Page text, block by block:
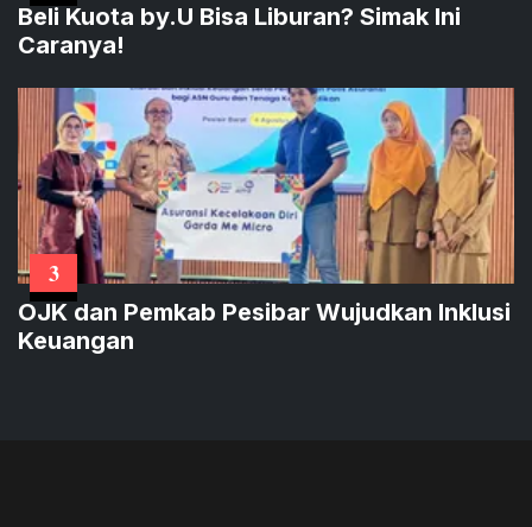
Beli Kuota by.U Bisa Liburan? Simak Ini
Caranya!
3
OJK dan Pemkab Pesibar Wujudkan Inklusi
Keuangan